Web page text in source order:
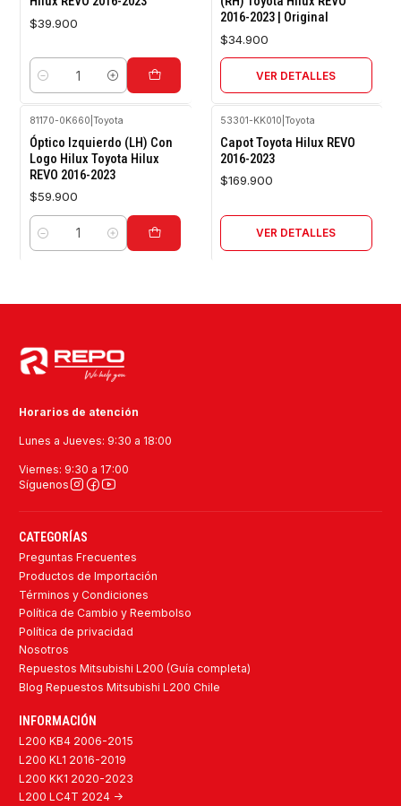
$39.900
Cantidad
2016-2023 | Original
$34.900
VER DETALLES
81170-0K660 Toyota
Óptico Izquierdo (LH) Con
Logo Hilux Toyota Hilux
REVO 2016-2023
$59.900
Cantidad
53301-KK010 Toyota
Capot Toyota Hilux REVO
2016-2023
$169.900
VER DETALLES
Horarios de atención
Lunes a Jueves: 9:30 a 18:00
Viernes: 9:30 a 17:00
Síguenos
CATEGORÍAS
Preguntas Frecuentes
Productos de Importación
Términos y Condiciones
Política de Cambio y Reembolso
Política de privacidad
Nosotros
Repuestos Mitsubishi L200 (Guía completa)
Blog Repuestos Mitsubishi L200 Chile
INFORMACIÓN
L200 KB4 2006-2015
L200 KL1 2016-2019
L200 KK1 2020-2023
L200 LC4T 2024 ->